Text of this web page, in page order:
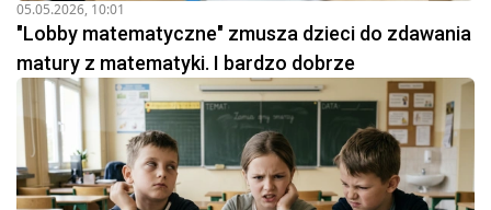
05.05.2026, 10:01
"Lobby matematyczne" zmusza dzieci do zdawania
matury z matematyki. I bardzo dobrze